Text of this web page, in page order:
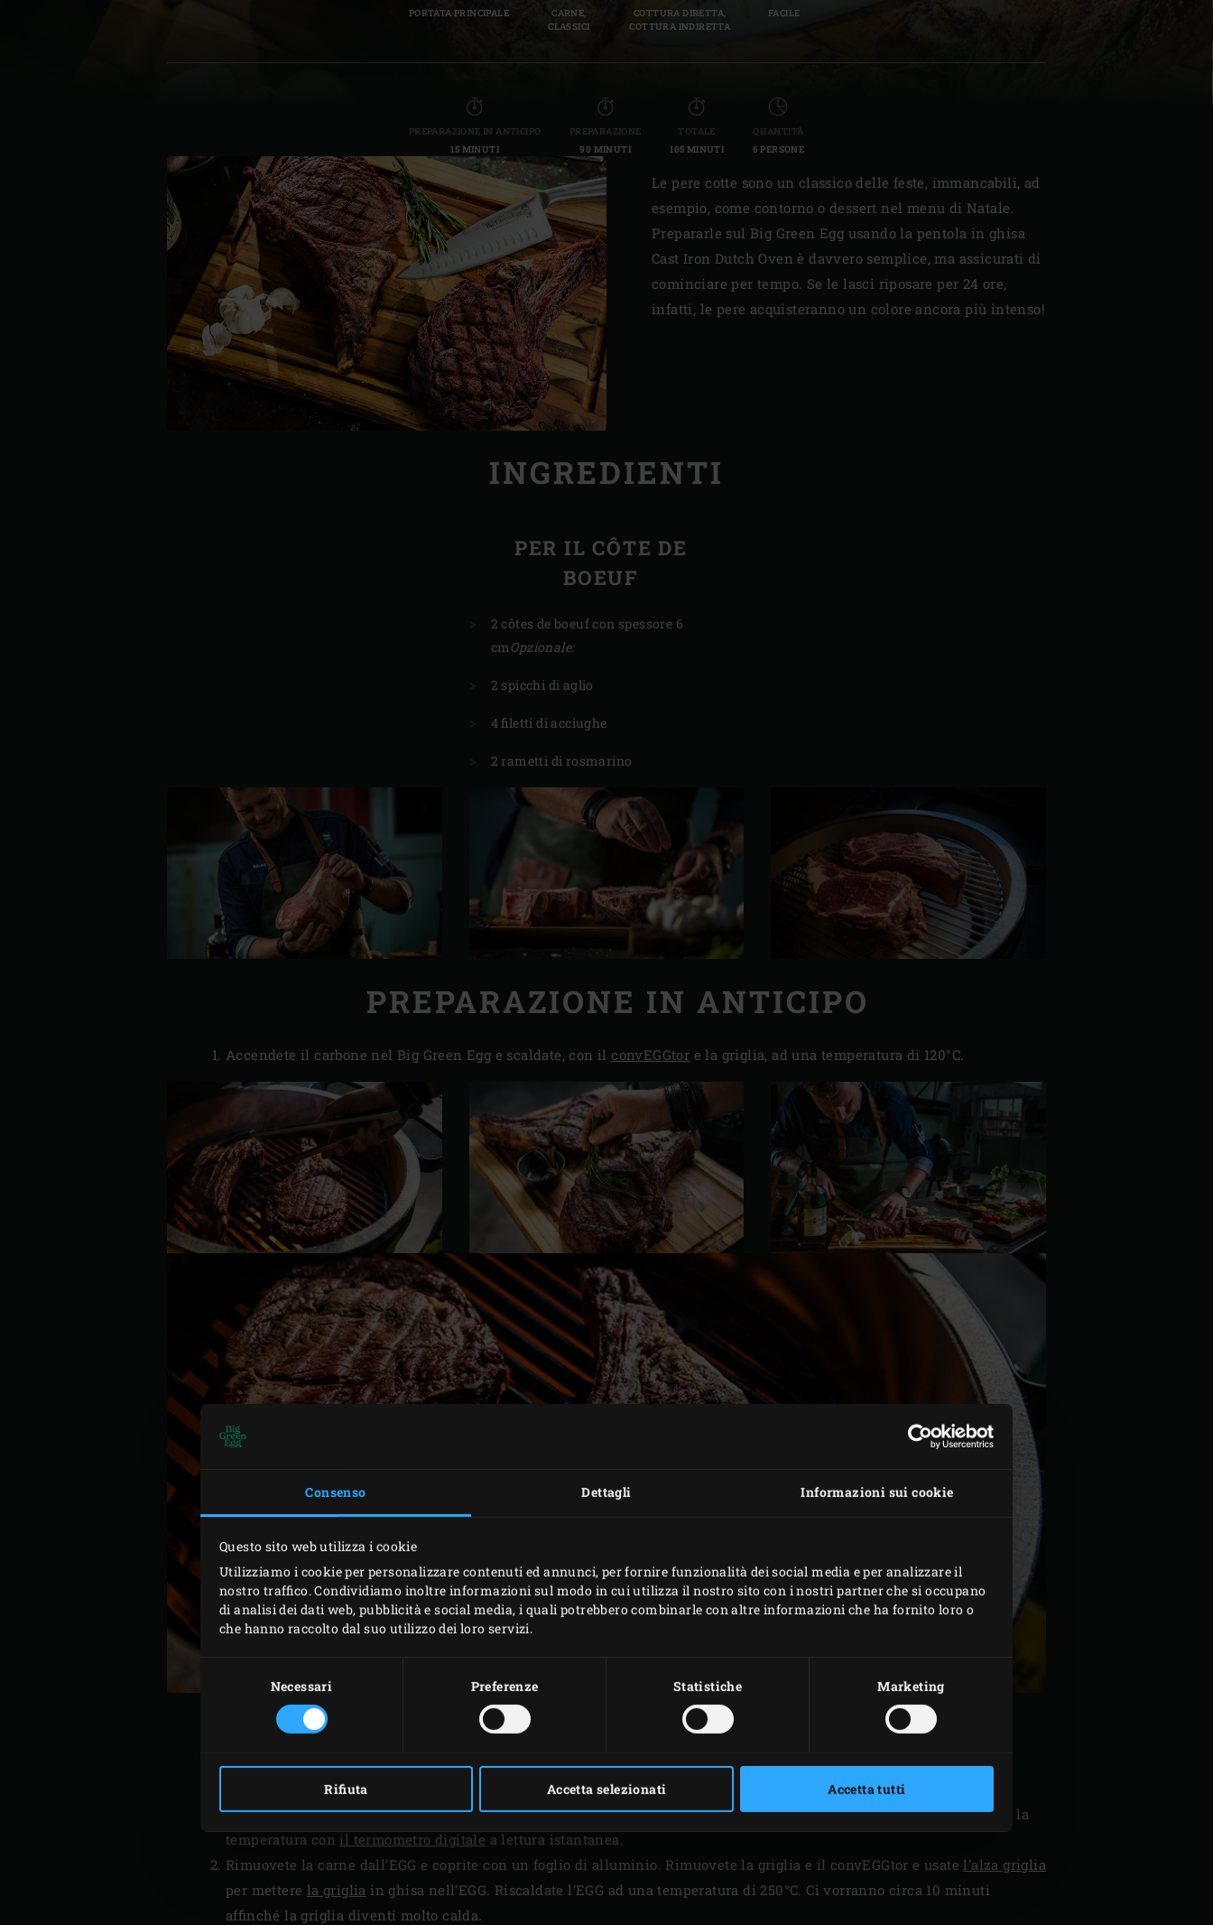
Consenso Dettagli Informazioni sui cookie
Questo sito web utilizza i cookie
Utilizziamo i cookie per personalizzare contenuti ed annunci, per fornire funzionalità dei social media e per analizzare il
nostro traffico. Condividiamo inoltre informazioni sul modo in cui utilizza il nostro sito con i nostri partner che si occupano
di analisi dei dati web, pubblicità e social media, i quali potrebbero combinarle con altre informazioni che ha fornito loro o
che hanno raccolto dal suo utilizzo dei loro servizi.
Necessari Preferenze Statistiche Marketing
Rifiuta Accetta selezionati Accetta tutti
Estonia | Eesti
Germany | Deutschland
Greece | Ελλάδα
Hungary | Magyarország
Slovenia | Slovenija
Spain | España
Sweden | Sverige
Switzerland (French) | Schweiz (Français)
Switzerland | Schweiz
Turkey | Türkiye
PORTATA PRINCIPALE
CARNE,
CLASSICI
COTTURA DIRETTA,
COTTURA INDIRETTA
FACILE
PREPARAZIONE IN ANTICIPO
15 MINUTI
PREPARAZIONE
90 MINUTI
TOTALE
105 MINUTI
QUANTITÀ
6 PERSONE
Le pere cotte sono un classico delle feste, immancabili, ad
esempio, come contorno o dessert nel menu di Natale.
Prepararle sul Big Green Egg usando la pentola in ghisa
Cast Iron Dutch Oven è davvero semplice, ma assicurati di
cominciare per tempo. Se le lasci riposare per 24 ore,
infatti, le pere acquisteranno un colore ancora più intenso!
INGREDIENTI
PER IL CÔTE DE
BOEUF
2 côtes de boeuf con spessore 6
cmOpzionale:
2 spicchi di aglio
4 filetti di acciughe
2 rametti di rosmarino
PREPARAZIONE IN ANTICIPO
Accendete il carbone nel Big Green Egg e scaldate, con il convEGGtor e la griglia, ad una temperatura di 120°C.
PREPARAZIONE
Cospargete i côtes de boeuf con sale su entrambi i lati e posizionateli sulla griglia. Chiudete il coperchio dell’EGG e
lasciate cuocere la carne per circa 60 minuti fino a raggiungere una temperatura interna di 52°C. È possibile misurare la
temperatura con il termometro digitale a lettura istantanea.
Rimuovete la carne dall’EGG e coprite con un foglio di alluminio. Rimuovete la griglia e il convEGGtor e usate l’alza griglia
per mettere la griglia in ghisa nell’EGG. Riscaldate l’EGG ad una temperatura di 250°C. Ci vorranno circa 10 minuti
affinché la griglia diventi molto calda.